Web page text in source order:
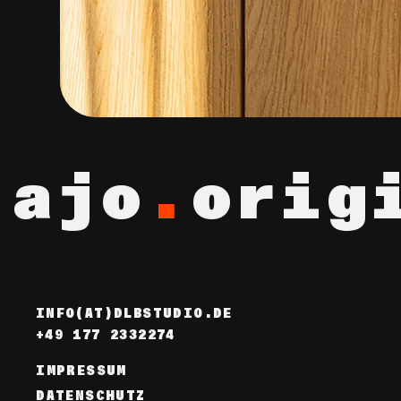
ajo .
INFO(AT)DLBSTUDIO.DE
+49 177 2332274
IMPRESSUM
DATENSCHUTZ